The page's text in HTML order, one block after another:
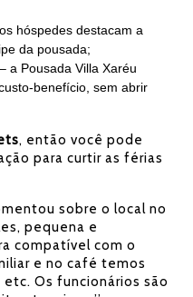
hóspedes destacam a
da pousada;
– a Pousada Villa Xaréu
benefício, sem abrir
, então você pode
para curtir as férias
sobre o local no
pequena e
compatível com o
e no café temos
Os funcionários são